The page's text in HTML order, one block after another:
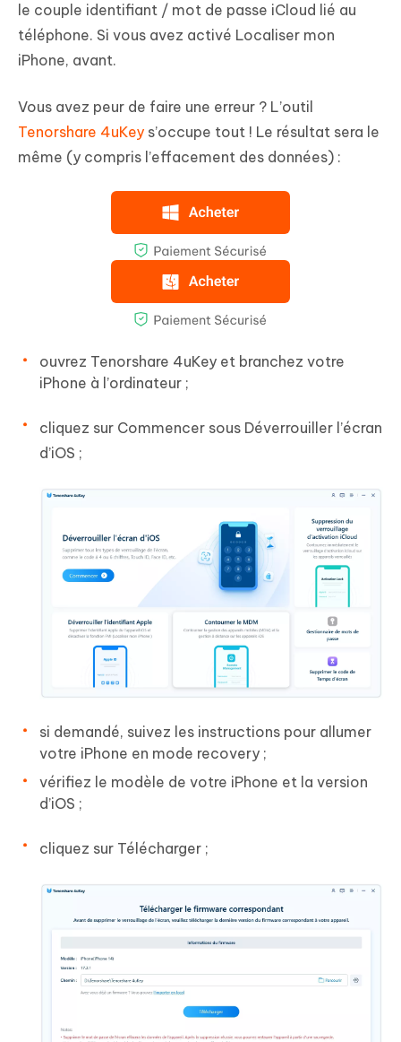
le couple identifiant / mot de passe iCloud lié au
téléphone. Si vous avez activé Localiser mon
iPhone, avant.
Vous avez peur de faire une erreur ? L’outil
Tenorshare 4uKey s’occupe tout ! Le résultat sera le
même (y compris l’effacement des données) :
ouvrez Tenorshare 4uKey et branchez votre
iPhone à l’ordinateur ;
cliquez sur Commencer sous Déverrouiller l’écran
d’iOS ;
si demandé, suivez les instructions pour allumer
votre iPhone en mode recovery ;
vérifiez le modèle de votre iPhone et la version
d’iOS ;
cliquez sur Télécharger ;